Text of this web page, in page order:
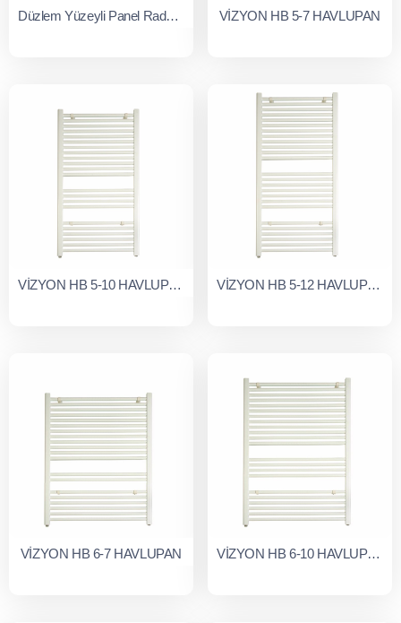
Düzlem Yüzeyli Panel Radyatörler Tip 20 VİZYON HB 5-7 HAVLUPAN
VİZYON HB 5-10 HAVLUPAN VİZYON HB 5-12 HAVLUPAN
VİZYON HB 6-7 HAVLUPAN VİZYON HB 6-10 HAVLUPAN